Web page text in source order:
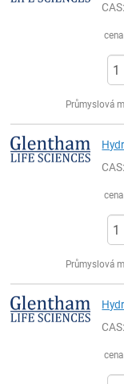
Průmyslová
Průmyslová